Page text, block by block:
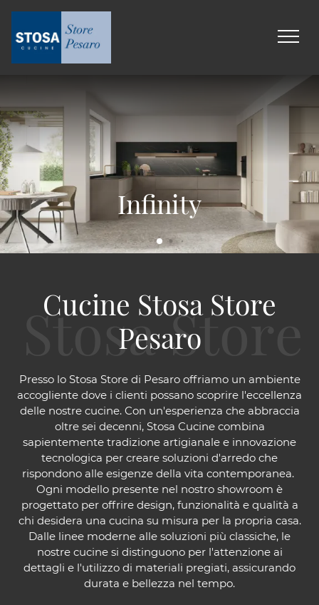
Infinity
Cucine Stosa Store
Pesaro
​Presso lo Stosa Store di Pesaro offriamo un ambiente
accogliente dove i clienti possano scoprire l'eccellenza
delle nostre cucine. Con un'esperienza che abbraccia
oltre sei decenni, Stosa Cucine combina
sapientemente tradizione artigianale e innovazione
tecnologica per creare soluzioni d'arredo che
rispondono alle esigenze della vita contemporanea. ​
Ogni modello presente nel nostro showroom è
progettato per offrire design, funzionalità e qualità a
chi desidera una cucina su misura per la propria casa.
Dalle linee moderne alle soluzioni più classiche, le
nostre cucine si distinguono per l'attenzione ai
dettagli e l'utilizzo di materiali pregiati, assicurando
durata e bellezza nel tempo.​